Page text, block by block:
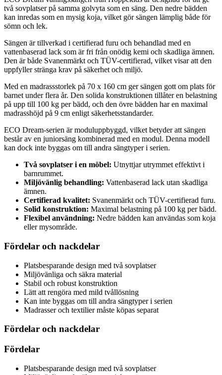
två sovplatser på samma golvyta som en säng. Den nedre bädden
kan inredas som en mysig koja, vilket gör sängen lämplig både för
sömn och lek.
Sängen är tillverkad i certifierad furu och behandlad med en
vattenbaserad lack som är fri från onödig kemi och skadliga ämnen.
Den är både Svanenmärkt och TÜV-certifierad, vilket visar att den
uppfyller stränga krav på säkerhet och miljö.
Med en madrassstorlek på 70 x 160 cm ger sängen gott om plats för
barnet under flera år. Den solida konstruktionen tillåter en belastning
på upp till 100 kg per bädd, och den övre bädden har en maximal
madrasshöjd på 9 cm enligt säkerhetsstandarder.
ECO Dream-serien är moduluppbyggd, vilket betyder att sängen
består av en juniorsäng kombinerad med en modul. Denna modell
kan dock inte byggas om till andra sängtyper i serien.
Två sovplatser i en möbel: Utnyttjar utrymmet effektivt i
barnrummet.
Miljövänlig behandling: Vattenbaserad lack utan skadliga
ämnen.
Certifierad kvalitet: Svanenmärkt och TÜV-certifierad furu.
Solid konstruktion: Maximal belastning på 100 kg per bädd.
Flexibel användning: Nedre bädden kan användas som koja
eller mysområde.
Fördelar och nackdelar
Platsbesparande design med två sovplatser
Miljövänliga och säkra material
Stabil och robust konstruktion
Lätt att rengöra med mild tvållösning
Kan inte byggas om till andra sängtyper i serien
Madrasser och textilier måste köpas separat
Fördelar och nackdelar
Fördelar
Platsbesparande design med två sovplatser